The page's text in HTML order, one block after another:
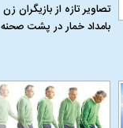
تصاویر تازه از بازیگران زن
بامداد خمار در پشت صحنه
منتفی شد؛
تیم جدید
ابهام
اولین